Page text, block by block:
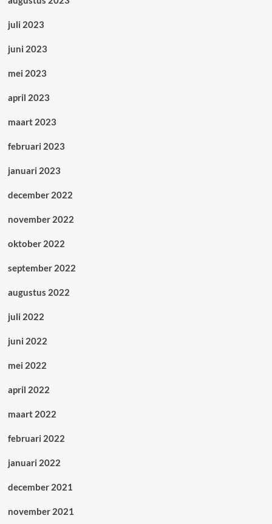
juli 2023
juni 2023
mei 2023
april 2023
maart 2023
februari 2023
januari 2023
december 2022
november 2022
oktober 2022
september 2022
augustus 2022
juli 2022
juni 2022
mei 2022
april 2022
maart 2022
februari 2022
januari 2022
december 2021
november 2021